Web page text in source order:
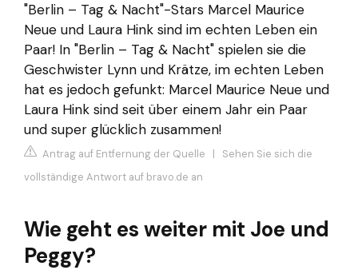
"Berlin – Tag & Nacht"-Stars Marcel Maurice
Neue und Laura Hink sind im echten Leben ein
Paar! In "Berlin – Tag & Nacht" spielen sie die
Geschwister Lynn und Krätze, im echten Leben
hat es jedoch gefunkt: Marcel Maurice Neue und
Laura Hink sind seit über einem Jahr ein Paar
und super glücklich zusammen!
Antrag auf Entfernung der Quelle | Sehen Sie sich die
vollständige Antwort auf bravo.de an
Wie geht es weiter mit Joe und
Peggy?